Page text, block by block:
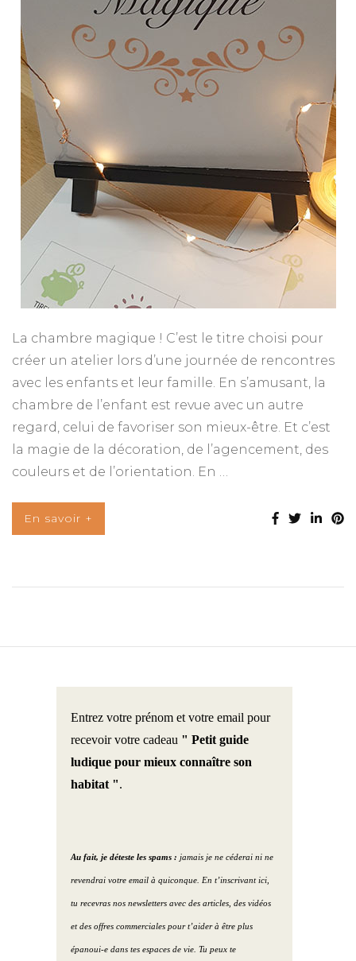
La chambre magique ! C’est le titre choisi pour
créer un atelier lors d’une journée de rencontres
avec les enfants et leur famille. En s’amusant, la
chambre de l’enfant est revue avec un autre
regard, celui de favoriser son mieux-être. Et c’est
la magie de la décoration, de l’agencement, des
couleurs et de l’orientation. En …
En savoir +
Entrez votre prénom et votre email pour
recevoir votre cadeau " Petit guide
ludique pour mieux connaître son
habitat ".
Au fait, je déteste les spams : jamais je ne céderai ni ne
revendrai votre email à quiconque. En t’inscrivant ici,
tu recevras nos newsletters avec des articles, des vidéos
et des offres commerciales pour t’aider à être plus
épanoui-e dans tes espaces de vie. Tu peux te